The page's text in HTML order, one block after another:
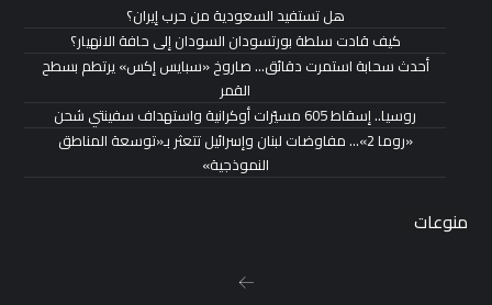
هل تستفيد السعودية من حرب إيران؟
كيف قادت سلطة بورتسودان السودان إلى حافة الانهيار؟
أحدث سحابة استمرت دقائق… صاروخ «سبايس إكس» يرتطم بسطح
القمر
روسيا.. إسقاط 605 مسيّرات أوكرانية واستهداف سفينتي شحن
«روما 2»… مفاوضات لبنان وإسرائيل تتعثر بـ«توسعة المناطق
النموذجية»
منوعات